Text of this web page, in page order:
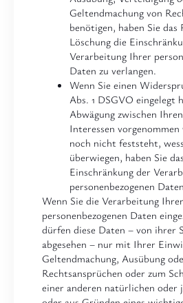
Geltendmachung von
benötigen, haben Sie
Löschung die
Verarbeitung Ihrer
Daten zu verlangen.
Wenn Sie einen
Abs. 1 DSGVO eingelegt
Abwägung zwischen
Interessen vorgenommen
noch nicht feststeht,
überwiegen, haben Sie
Einschränkung der
personenbezogenen
Wenn Sie die Verarbeitung Ihrer
personenbezogenen Daten
dürfen diese Daten – von ihrer
abgesehen – nur mit Ihrer
Geltendmachung, Ausübung
Rechtsansprüchen oder zum
einer anderen natürlichen oder